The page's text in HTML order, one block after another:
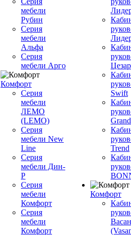
мебели
Рубин
Серия
мебели
Альфа
Серия
мебели Арго
Комфорт
Серия
мебели
ЛЕМО
(LEMO)
Серия
мебели New
Line
Серия
мебели Дин-
Р
Серия
мебели
Комфорт
Серия
мебели
Комфорт
Swift
Grand
Trend
Комфорт